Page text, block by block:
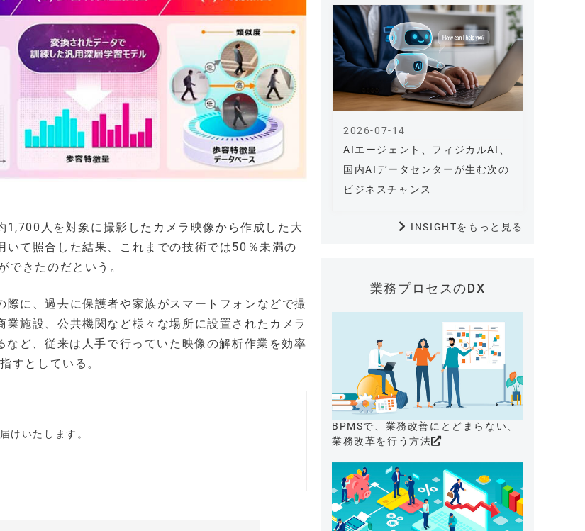
人を対象に撮影したカメラ映像から作成した大
て照合した結果、これまでの技術では50％未満の
できたのだという。
に、過去に保護者や家族がスマートフォンなどで撮
施設、公共機関など様々な場所に設置されたカメラ
ど、従来は人手で行っていた映像の解析作業を効率
すとしている。
けいたします。
AIエージェント、フィジカルAI、
国内AIデータセンターが生む次の
ビジネスチャンス
2026-07-14
INSIGHTをもっと見る
業務プロセスのDX
BPMSで、業務改善にとどまらない、
業務改革を行う方法